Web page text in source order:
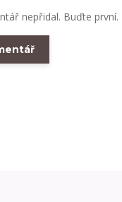
nepřidal. Buďte první.